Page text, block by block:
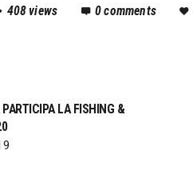
408views 0comments
LA FISHING &